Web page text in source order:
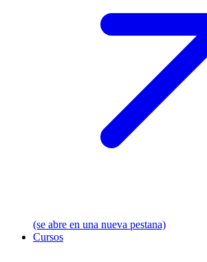
(se abre en una nueva pestana)
Cursos